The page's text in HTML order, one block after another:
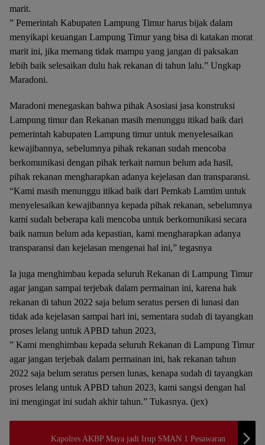
marit.
” Pemerintah Kabupaten Lampung Timur harus bijak dalam
menyikapi keuangan Lampung Timur yang bisa di katakan morat
marit ini, jika memang tidak mampu yang jangan di paksakan
lebih baik selesaikan dulu hak rekanan di tahun lalu.” Ungkap
Maradoni.
Maradoni menegaskan bahwa pihak Asosiasi jasa konstruksi
Lampung timur dan Rekanan masih menunggu itikad baik dari
pemerintah kabupaten Lampung timur untuk menyelesaikan
kewajibannya, sebelumnya pihak rekanan sudah mencoba
berkomunikasi dengan pihak terkait namun belum ada hasil,
pihak rekanan mengharapkan adanya kejelasan dan transparansi.
“Kami masih menunggu itikad baik dari Pemkab Lamtim untuk
menyelesaikan kewajibannya kepada pihak rekanan, sebelumnya
kami sudah beberapa kali mencoba untuk berkomunikasi secara
baik namun belum ada kepastian, kami mengharapkan adanya
transparansi dan kejelasan mengenai hal ini,” tegasnya
Ia juga menghimbau kepada seluruh Rekanan di Lampung Timur
agar jangan sampai terjebak dalam permainan ini, karena hak
rekanan di tahun 2022 saja belum seratus persen di lunasi dan
tidak ada kejelasan sampai hari ini, sementara sudah di tayangkan
proses lelang untuk APBD tahun 2023,
” Kami menghimbau kepada seluruh Rekanan di Lampung Timur
agar jangan terjebak dalam permainan ini, hak rekanan tahun
2022 saja belum seratus persen lunas, kenapa sudah di tayangkan
proses lelang untuk APBD tahun 2023, kami sangsi dengan hal
ini mengingat ini sudah akhir tahun.” Tukasnya. (jex)
Kapolres AKBP Maya jadi Irup SMAN 1 Pesawaran